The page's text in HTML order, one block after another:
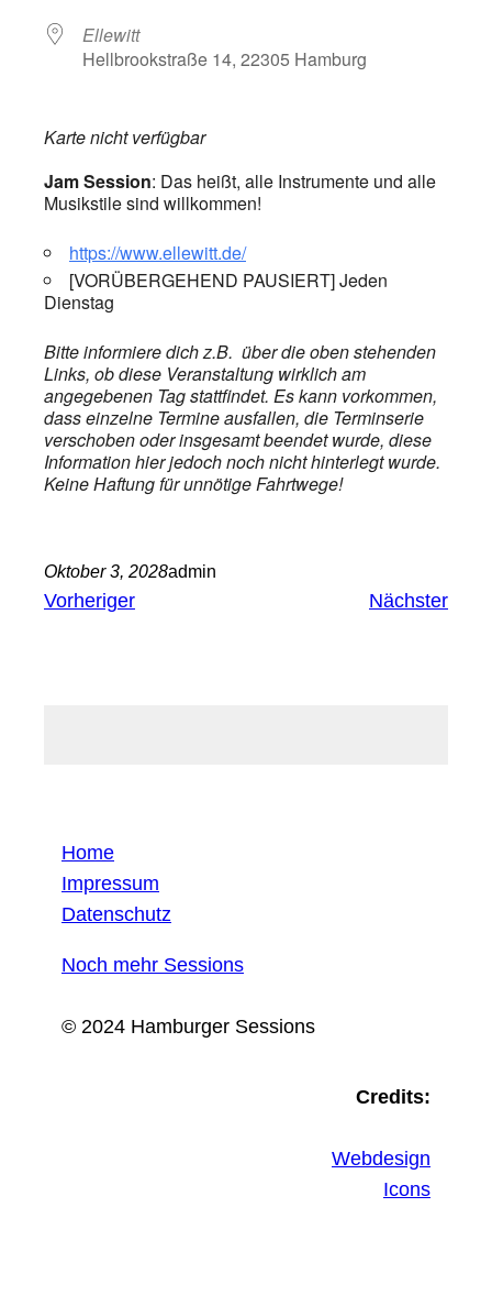
Ellewitt
Hellbrookstraße 14, 22305 Hamburg
Karte nicht verfügbar
Jam Session: Das heißt, alle Instrumente und alle
Musikstile sind willkommen!
https://www.ellewitt.de/
[VORÜBERGEHEND PAUSIERT] Jeden
Dienstag
Bitte informiere dich z.B. über die oben stehenden
Links, ob diese Veranstaltung wirklich am
angegebenen Tag stattfindet. Es kann vorkommen,
dass einzelne Termine ausfallen, die Terminserie
verschoben oder insgesamt beendet wurde, diese
Information hier jedoch noch nicht hinterlegt wurde.
Keine Haftung für unnötige Fahrtwege!
Oktober 3, 2028admin
Vorheriger Nächster
Home
Impressum
Datenschutz
Noch mehr Sessions
© 2024 Hamburger Sessions
Credits:
Webdesign
Icons